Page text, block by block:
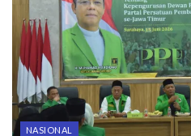
NASIONAL